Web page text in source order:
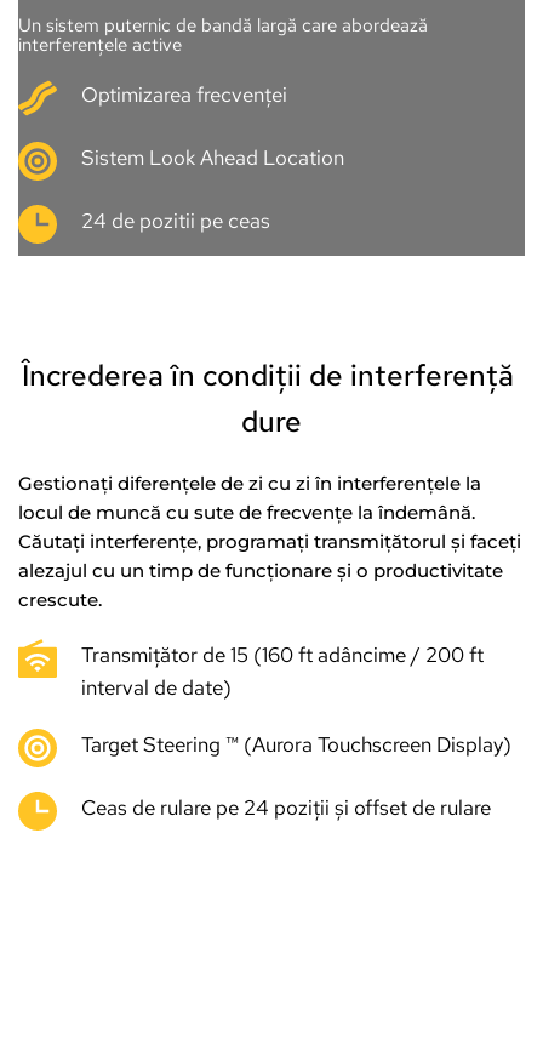
Un sistem puternic de bandă largă care abordează
interferențele active
Optimizarea frecvenței
Sistem Look Ahead Location
24 de pozitii pe ceas
Încrederea în condiții de interferență
dure
Gestionați diferențele de zi cu zi în interferențele la
locul de muncă cu sute de frecvențe la îndemână.
Căutați interferențe, programați transmițătorul și faceți
alezajul cu un timp de funcționare și o productivitate
crescute.
Transmițător de 15 (160 ft adâncime / 200 ft
interval de date)
Target Steering ™ (Aurora Touchscreen Display)
Ceas de rulare pe 24 poziții și offset de rulare